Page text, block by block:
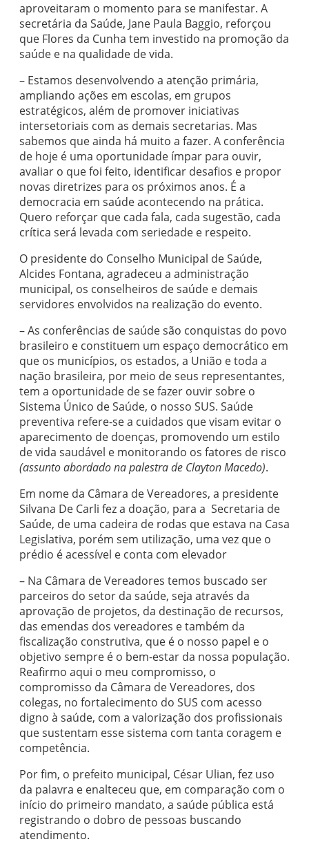
aproveitaram o momento para se manifestar. A
secretária da Saúde, Jane Paula Baggio, reforçou
que Flores da Cunha tem investido na promoção da
saúde e na qualidade de vida.
– Estamos desenvolvendo a atenção primária,
ampliando ações em escolas, em grupos
estratégicos, além de promover iniciativas
intersetoriais com as demais secretarias. Mas
sabemos que ainda há muito a fazer. A conferência
de hoje é uma oportunidade ímpar para ouvir,
avaliar o que foi feito, identificar desafios e propor
novas diretrizes para os próximos anos. É a
democracia em saúde acontecendo na prática.
Quero reforçar que cada fala, cada sugestão, cada
crítica será levada com seriedade e respeito.
O presidente do Conselho Municipal de Saúde,
Alcides Fontana, agradeceu a administração
municipal, os conselheiros de saúde e demais
servidores envolvidos na realização do evento.
– As conferências de saúde são conquistas do povo
brasileiro e constituem um espaço democrático em
que os municípios, os estados, a União e toda a
nação brasileira, por meio de seus representantes,
tem a oportunidade de se fazer ouvir sobre o
Sistema Único de Saúde, o nosso SUS. Saúde
preventiva refere-se a cuidados que visam evitar o
aparecimento de doenças, promovendo um estilo
de vida saudável e monitorando os fatores de risco
(assunto abordado na palestra de Clayton Macedo).
Em nome da Câmara de Vereadores, a presidente
Silvana De Carli fez a doação, para a Secretaria de
Saúde, de uma cadeira de rodas que estava na Casa
Legislativa, porém sem utilização, uma vez que o
prédio é acessível e conta com elevador
– Na Câmara de Vereadores temos buscado ser
parceiros do setor da saúde, seja através da
aprovação de projetos, da destinação de recursos,
das emendas dos vereadores e também da
fiscalização construtiva, que é o nosso papel e o
objetivo sempre é o bem-estar da nossa população.
Reafirmo aqui o meu compromisso, o
compromisso da Câmara de Vereadores, dos
colegas, no fortalecimento do SUS com acesso
digno à saúde, com a valorização dos profissionais
que sustentam esse sistema com tanta coragem e
competência.
Por fim, o prefeito municipal, César Ulian, fez uso
da palavra e enalteceu que, em comparação com o
início do primeiro mandato, a saúde pública está
registrando o dobro de pessoas buscando
atendimento.